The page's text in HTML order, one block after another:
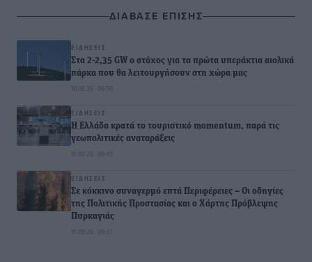
ΔΙΑΒΑΣΕ ΕΠΙΣΗΣ
ΕΙΔΉΣΕΙΣ
Στα 2-2,35 GW ο στόχος για τα πρώτα υπεράκτια αιολικά
πάρκα που θα λειτουργήσουν στη χώρα μας
10.08.26 · 09:50
ΕΙΔΉΣΕΙΣ
Η Ελλάδα κρατά το τουριστικό momentum, παρά τις
γεωπολιτικές αναταράξεις
10.08.26 · 09:45
ΕΙΔΉΣΕΙΣ
Σε κόκκινο συναγερμό επτά Περιφέρειες – Οι οδηγίες
της Πολιτικής Προστασίας και ο Χάρτης Πρόβλεψης
Πυρκαγιάς
10.08.26 · 09:37